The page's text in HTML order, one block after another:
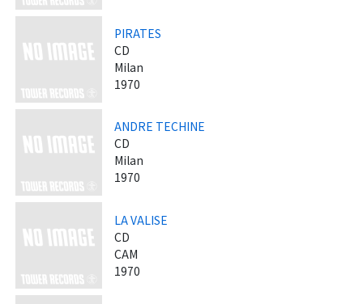
PIRATES
CD
Milan
1970
ANDRE TECHINE
CD
Milan
1970
LA VALISE
CD
CAM
1970